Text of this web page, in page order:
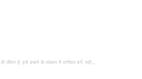
जीवन है, इसे बचाने के संकल्प में भागीदार बनें, यही...